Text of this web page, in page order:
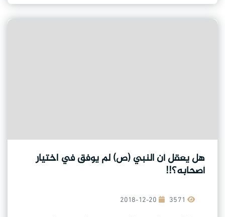
هل يعقل أن النبي (ص) لم يوفق في اختيار
أصحابه؟!!
2018-12-20